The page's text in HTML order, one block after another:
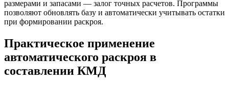
размерами и запасами — залог точных расчетов. Программы
позволяют обновлять базу и автоматически учитывать остатки
при формировании раскроя.
Практическое применение
автоматического раскроя в
составлении КМД